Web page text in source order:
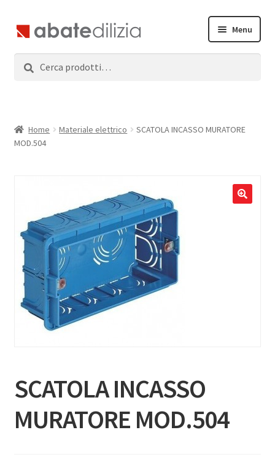
Vai
alla
navigazione
Vai
al
contenuto
Menu
child
Servizi
Accedi
Registrati
Home Materiale elettrico
SCATOLA INCASSO MURATORE
MOD.504
SCATOLA INCASSO
MURATORE MOD.504